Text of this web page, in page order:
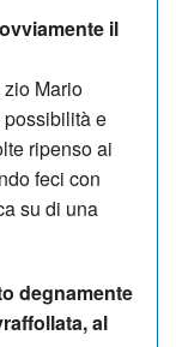
il
Mario
e
ripenso ai
feci con
su di una
degnamente
al